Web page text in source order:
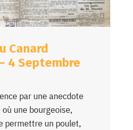
Canard
4 Septembre
par une anecdote
une bourgeoise,
permettre un poulet,